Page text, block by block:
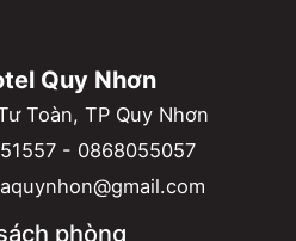
Quy Nhơn
Toàn, TP Quy Nhơn
- 0868055057
phòng